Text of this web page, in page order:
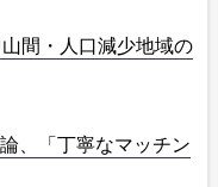
間・人口減少地域の
、「丁寧なマッチン